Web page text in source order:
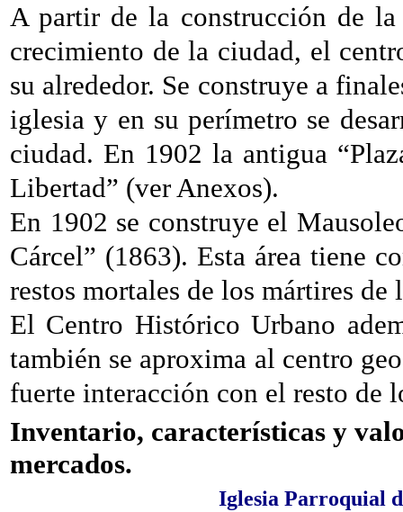
A partir de la construcción de
crecimiento de la ciudad, el
su alrededor. Se construye a
iglesia y en su perímetro se
ciudad. En 1902 la antigua
Libertad” (ver Anexos).
En 1902 se construye el
Cárcel” (1863). Esta área tiene
restos mortales de los mártires de
El Centro Histórico Urbano
también se aproxima al centro
fuerte interacción con el resto de
Inventario, características y
mercados.
Iglesia Parroquial